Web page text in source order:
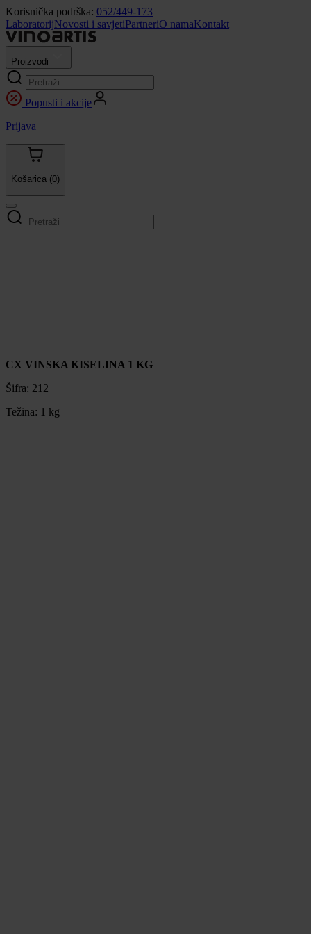
Korisnička podrška: 052/449-173
LaboratorijNovosti i savjetiPartneriO namaKontakt
Proizvodi
Popusti i akcije
Prijava
Košarica (0)
CX VINSKA KISELINA 1 KG
Šifra: 212
Težina: 1 kg